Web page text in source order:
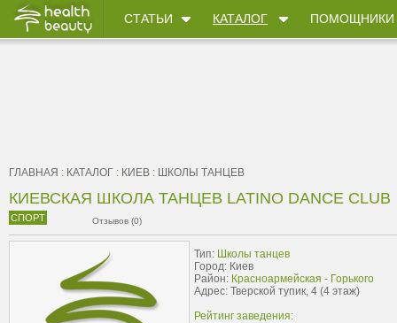
СТАТЬИ КАТАЛОГ ПОМОЩНИКИ
ГЛАВНАЯ : КАТАЛОГ : КИЕВ : ШКОЛЫ ТАНЦЕВ
КИЕВСКАЯ ШКОЛА ТАНЦЕВ LATINO DANCE CLUB
СПОРТ Отзывов (0)
Тип: Школы танцев
Город: Киев
Район: Красноармейская - Горького
Адрес: Тверской тупик, 4 (4 этаж)
Рейтинг заведения: